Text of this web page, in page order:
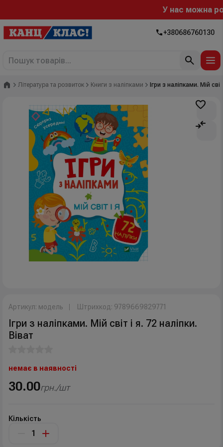
У нас можна
+380686760130
Головна
Література та розвиток Книги з наліпками Ігри з наліпками. Мій
Артикул: модель Штрихкод: 9789669829771
Ігри з наліпками. Мій світ і я. 72 наліпки.
Віват
немає в наявності
30.00грн./шт
Кількість